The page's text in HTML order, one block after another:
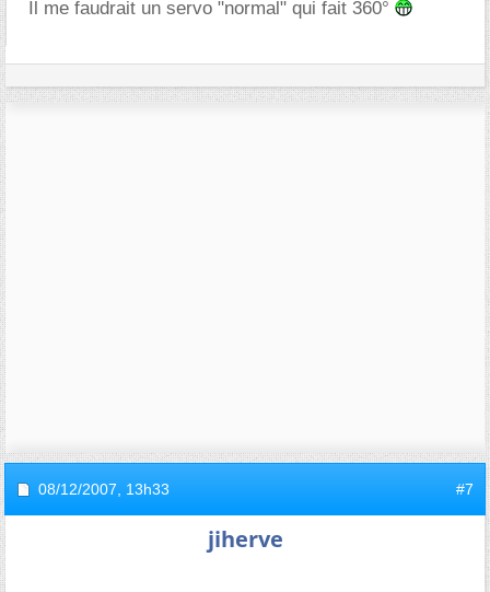
Il me faudrait un servo "normal" qui fait 360°
08/12/2007, 13h33 #7
jiherve